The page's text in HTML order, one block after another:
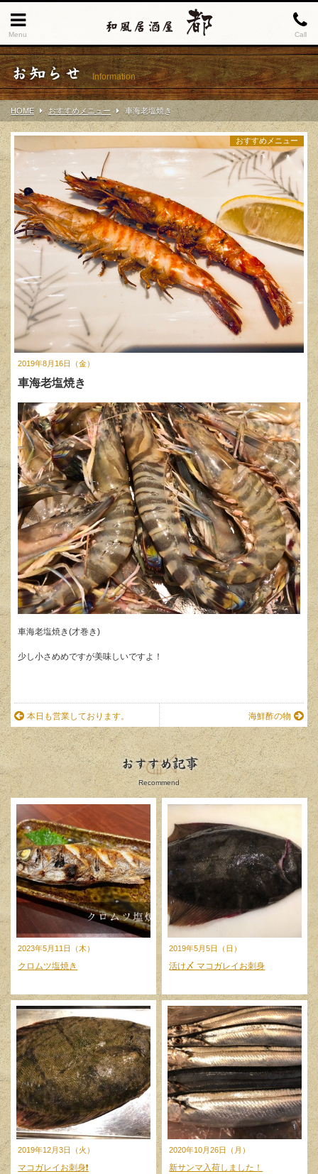
Menu Call
お知らせ Information
HOME おすすめメニュー 車海老塩焼き
2019年8月16日（金）
おすすめメニュー
車海老塩焼き
車海老塩焼き(才巻き)
少し小さめめですが美味しいですよ！
本日も営業しております。 海鮮酢の物
おすすめ記事
Recommend
2023年5月11日（木）
クロムツ塩焼き
2019年5月5日（日）
活け〆 マコガレイお刺身
2019年12月3日（火）
マコガレイお刺身❗️
2020年10月26日（月）
新サンマ入荷しました！